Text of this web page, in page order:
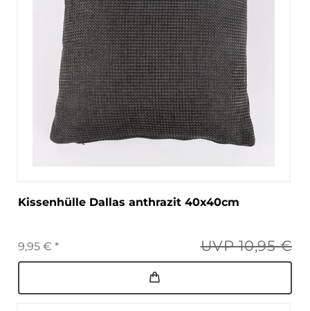
Kissenhülle Dallas anthrazit 40x40cm
UVP 10,95 €
9,95 € *